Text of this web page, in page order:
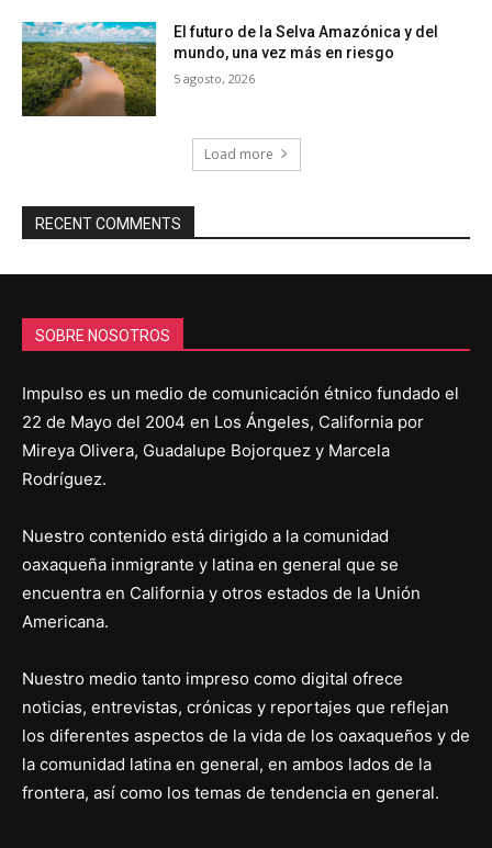
El futuro de la Selva Amazónica y del
mundo, una vez más en riesgo
5 agosto, 2026
Load more
RECENT COMMENTS
SOBRE NOSOTROS
Impulso es un medio de comunicación étnico fundado el
22 de Mayo del 2004 en Los Ángeles, California por
Mireya Olivera, Guadalupe Bojorquez y Marcela
Rodríguez.
Nuestro contenido está dirigido a la comunidad
oaxaqueña inmigrante y latina en general que se
encuentra en California y otros estados de la Unión
Americana.
Nuestro medio tanto impreso como digital ofrece
noticias, entrevistas, crónicas y reportajes que reflejan
los diferentes aspectos de la vida de los oaxaqueños y de
la comunidad latina en general, en ambos lados de la
frontera, así como los temas de tendencia en general.